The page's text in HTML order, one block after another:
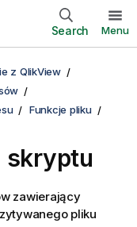
Search Menu
z QlikView
Funkcje pliku
skryptu
zawierający
pliku